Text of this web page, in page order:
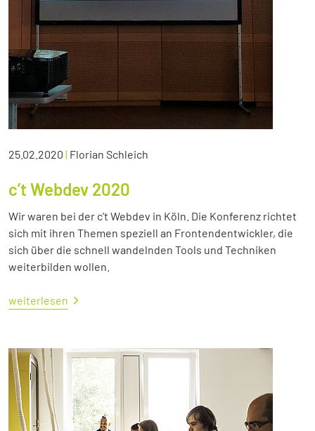
25.02.2020 | Florian Schleich
c’t Webdev 2020
Wir waren bei der c’t Webdev in Köln. Die Konferenz richtet
sich mit ihren Themen speziell an Frontendentwickler, die
sich über die schnell wandelnden Tools und Techniken
weiterbilden wollen.
weiterlesen